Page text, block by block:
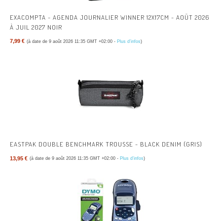
EXACOMPTA - AGENDA JOURNALIER WINNER 12X17CM - AOÛT 2026
À JUIL 2027 NOIR
7,99 € (à date de 9 août 2026 11:35 GMT +02:00 - Plus d’infos)
EASTPAK DOUBLE BENCHMARK TROUSSE - BLACK DENIM (GRIS)
13,95 € (à date de 9 août 2026 11:35 GMT +02:00 - Plus d’infos)